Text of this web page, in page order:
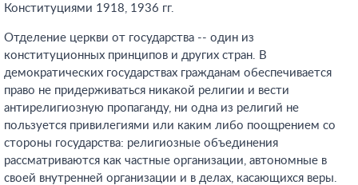
Конституциями 1918, 1936 гг.
Отделение церкви от государства -- один из
конституционных принципов и других стран. В
демократических государствах гражданам обеспечивается
право не придерживаться никакой религии и вести
антирелигиозную пропаганду, ни одна из религий не
пользуется привилегиями или каким либо поощрением со
стороны государства: религиозные объединения
рассматриваются как частные организации, автономные в
своей внутренней организации и в делах, касающихся веры.